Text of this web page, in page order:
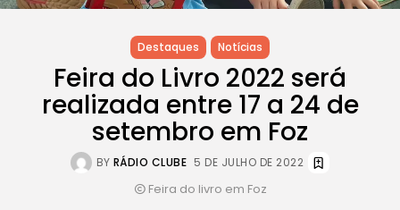
Destaques Notícias
Feira do Livro 2022 será
realizada entre 17 a 24 de
setembro em Foz
BY RÁDIO CLUBE 5 DE JULHO DE 2022
Feira do livro em Foz